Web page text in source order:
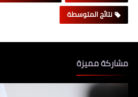
نتائج المتوسطة
مشاركة مميزة